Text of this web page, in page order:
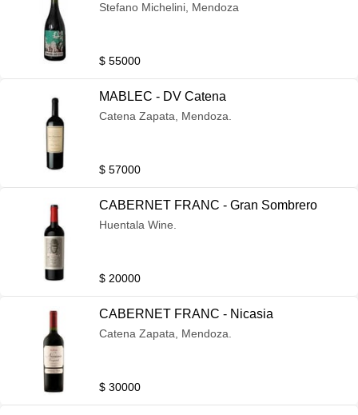
Stefano Michelini, Mendoza
$ 55000
MABLEC - DV Catena
Catena Zapata, Mendoza.
$ 57000
CABERNET FRANC - Gran Sombrero
Huentala Wine.
$ 20000
CABERNET FRANC - Nicasia
Catena Zapata, Mendoza.
$ 30000